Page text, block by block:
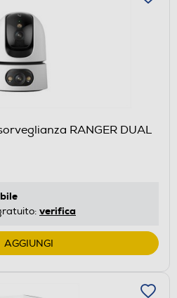
RANGER DUAL
verifica
AGGIUNGI